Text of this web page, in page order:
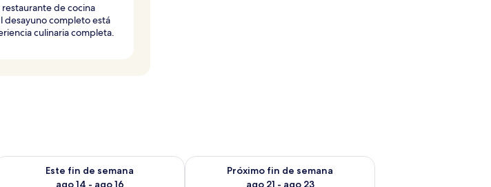
de cocina
desayuno completo está
culinaria completa.
9 - ago 10
Este fin de semana
ago 14 - ago 16
la disponibilidad para este fin de semana ago 14 - ago 16
Próximo fin de semana
ago 21 - ago 23
Consulta la disponibilidad para el próximo fin de semana